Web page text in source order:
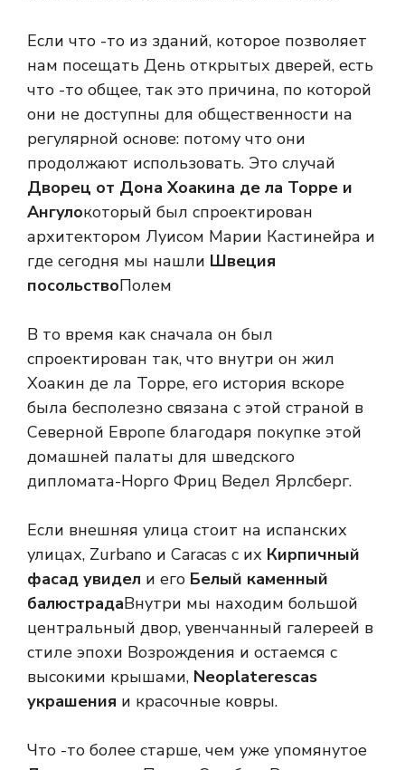
Если что -то из зданий, которое позволяет
нам посещать День открытых дверей, есть
что -то общее, так это причина, по которой
они не доступны для общественности на
регулярной основе: потому что они
продолжают использовать. Это случай
Дворец от Дона Хоакина де ла Торре и
Ангулокоторый был спроектирован
архитектором Луисом Марии Кастинейра и
где сегодня мы нашли Швеция
посольствоПолем
В то время как сначала он был
спроектирован так, что внутри он жил
Хоакин де ла Торре, его история вскоре
была бесполезно связана с этой страной в
Северной Европе благодаря покупке этой
домашней палаты для шведского
дипломата-Норго Фриц Ведел Ярлсберг.
Если внешняя улица стоит на испанских
улицах, Zurbano и Caracas с их Кирпичный
фасад увидел и его Белый каменный
балюстрадаВнутри мы находим большой
центральный двор, увенчанный галереей в
стиле эпохи Возрождения и остаемся с
высокими крышами, Neoplaterescas
украшения и красочные ковры.
Что -то более старше, чем уже упомянутое